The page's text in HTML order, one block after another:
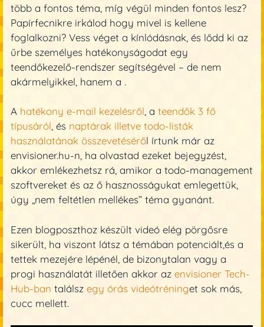
több a fontos téma, míg végül minden fontos lesz?
Papírfecnikre irkálod hogy mivel is kellene
foglalkozni? Vess véget a kínlódásnak, és lődd ki az
űrbe személyes hatékonyságodat egy
teendőkezelő-rendszer segítségével – de nem
akármelyikkel, hanem a .
A hatékony e-mail kezelésről , ateendők 3 fő
típusáról , és naptárak illetve todo-listák
használatának összevetéséről írtunk már az
envisioner.hu-n, ha olvastad ezeket bejegyzést,
akkor emlékezhetsz rá, amikor a todo-management
szoftvereket és az ő hasznosságukat emlegettük,
úgy „nem feltétlen mellékes” téma gyanánt.
Ezen blogposzthoz készült videó elég pörgősre
sikerült, ha viszont látsz a témában potenciált,és a
tettek mezejére lépénél, de bizonytalan vagy a
progi használatát illetően akkor azenvisioner Tech-
Hub-ban találszegy órás videótréninget sok más,
cucc mellett.